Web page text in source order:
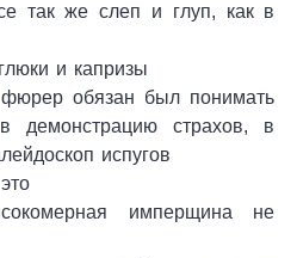
так же слеп и глуп, как в
и капризы
обязан был понимать
демонстрацию страхов, в
испугов
имперщина не